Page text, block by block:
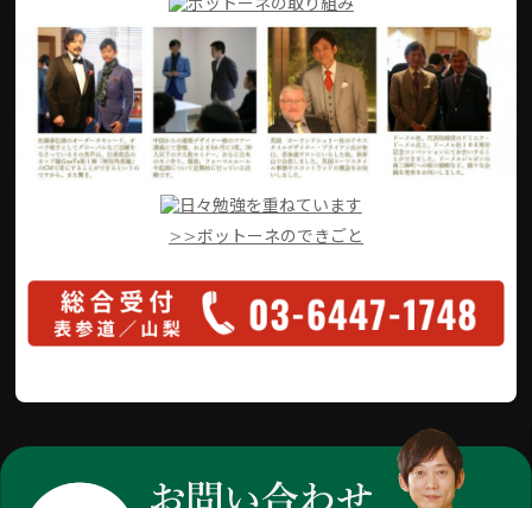
>>ボットーネのできごと